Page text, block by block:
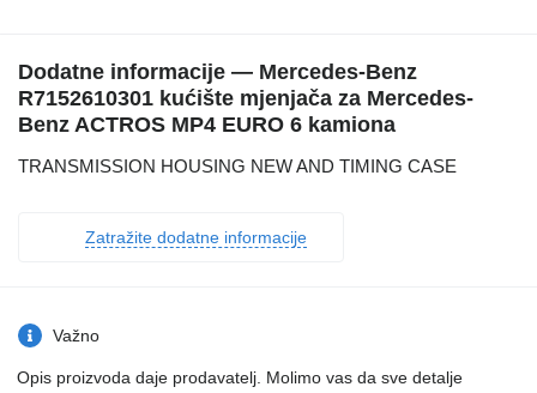
Dodatne informacije — Mercedes-Benz
R7152610301 kućište mjenjača za Mercedes-
Benz ACTROS MP4 EURO 6 kamiona
TRANSMISSION HOUSING NEW AND TIMING CASE
Zatražite dodatne informacije
Važno
Opis proizvoda daje prodavatelj. Molimo vas da sve detalje